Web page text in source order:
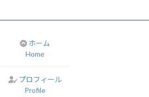
ホーム
Home
プロフィール
Profile